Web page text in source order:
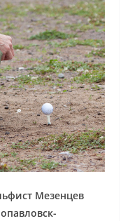
Мезенцев